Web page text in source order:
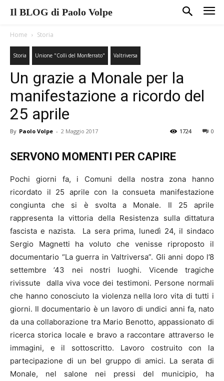
Il BLOG di Paolo Volpe
Home Storia
Storia Unione "Colli del Monferrato" Valtriversa
Un grazie a Monale per la
manifestazione a ricordo del
25 aprile
By Paolo Volpe - 2 Maggio 2017 0
1724
SERVONO MOMENTI PER CAPIRE
Pochi giorni fa, i Comuni della nostra zona hanno
ricordato il 25 aprile con la consueta manifestazione
congiunta che si è svolta a Monale. Il 25 aprile
rappresenta la vittoria della Resistenza sulla dittatura
fascista e nazista. La sera prima, lunedì 24, il sindaco
Sergio Magnetti ha voluto che venisse riproposto il
documentario “La guerra in Valtriversa”. Gli anni dopo l’8
settembre ’43 nei nostri luoghi. Vicende tragiche
rivissute dalla viva voce dei testimoni. Persone normali
che hanno conosciuto la violenza nella loro vita di tutti i
giorni. Il documentario è un lavoro di undici anni fa, nato
da una collaborazione tra Mario Benotto, appassionato di
ricerca storica locale e bravo a raccontare attraverso le
immagini, e il sottoscritto. Lavoro costruito con la
partecipazione di un bel gruppo di amici. La serata di
Monale, nel salone nei pressi del municipio, ha